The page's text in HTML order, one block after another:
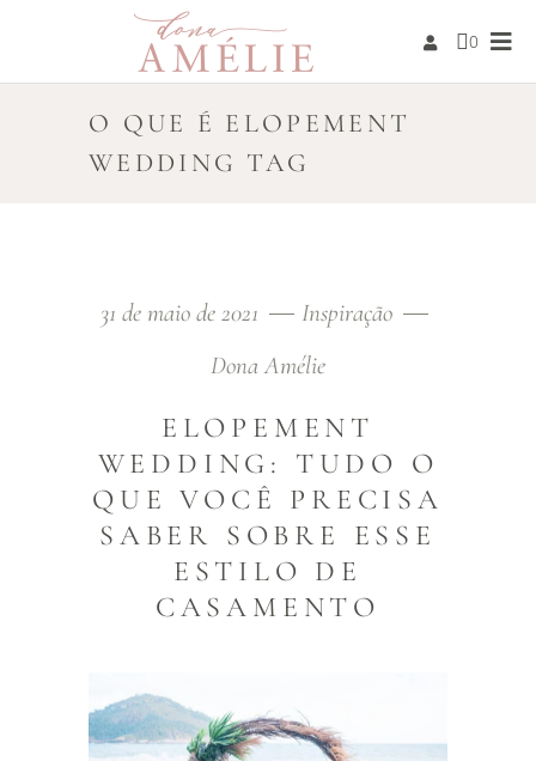
0
O QUE É ELOPEMENT
WEDDING TAG
31 de maio de 2021
Inspiração
Dona Amélie
ELOPEMENT
WEDDING: TUDO O
QUE VOCÊ PRECISA
SABER SOBRE ESSE
ESTILO DE
CASAMENTO